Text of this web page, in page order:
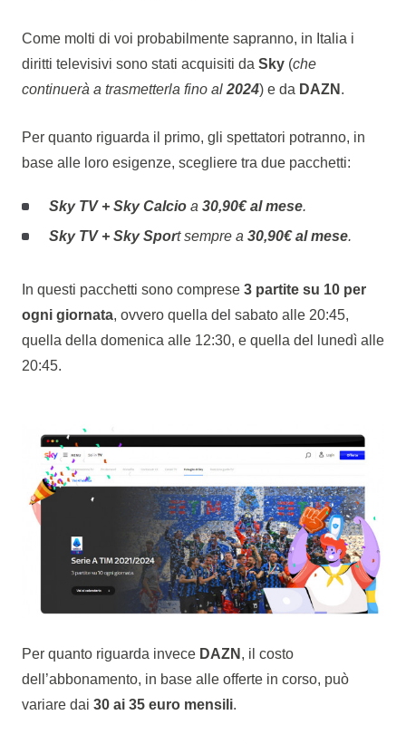
Come molti di voi probabilmente sapranno, in Italia i
diritti televisivi sono stati acquisiti da Sky(che
continuerà a trasmetterla fino al 2024) e da DAZN .
Per quanto riguarda il primo, gli spettatori potranno, in
base alle loro esigenze, scegliere tra due pacchetti:
Sky TV + Sky Calcioa 30,90€ al mese.
Sky TV + Sky Sport sempre a 30,90€ al mese.
In questi pacchetti sono comprese 3 partite su 10 per
ogni giornata, ovvero quella del sabato alle 20:45,
quella della domenica alle 12:30, e quella del lunedì alle
20:45.
Per quanto riguarda invece DAZN , il costo
dell’abbonamento, in base alle offerte in corso, può
variare dai 30 ai 35 euro mensili.